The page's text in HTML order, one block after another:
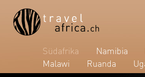
Südafrika Namibia
Malawi
Ruanda